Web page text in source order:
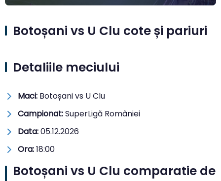
Botoșani vs U Clu cote și pariuri
Detaliile meciului
Maci: Botoșani vs U Clu
Campionat:SuperLigă României
Data:05.12.2026
Ora:18:00
Botoșani vs U Clu comparatie de